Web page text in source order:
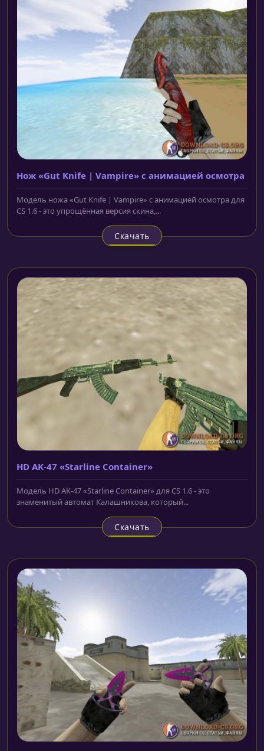
Нож «Gut Knife | Vampire» с анимацией осмотра
Модель ножа «Gut Knife | Vampire» с анимацией осмотра для
CS 1.6 - это упрощённая версия скина,...
Скачать
HD AK-47 «Starline Container»
Модель HD AK-47 «Starline Container» для CS 1.6 - это
знаменитый автомат Калашникова, который...
Скачать